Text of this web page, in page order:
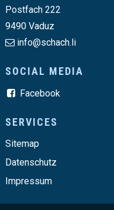
Postfach 222
9490 Vaduz
info@schach.li
SOCIAL MEDIA
Facebook
SERVICES
Sitemap
Datenschutz
Impressum